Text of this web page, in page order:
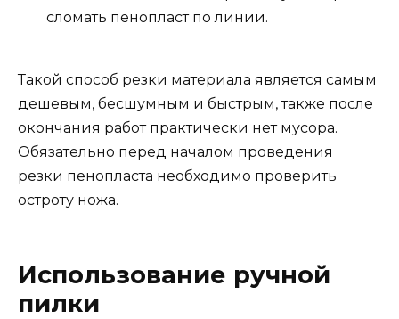
сломать пенопласт по линии.
Такой способ резки материала является самым
дешевым, бесшумным и быстрым, также после
окончания работ практически нет мусора.
Обязательно перед началом проведения
резки пенопласта необходимо проверить
остроту ножа.
Использование ручной
пилки